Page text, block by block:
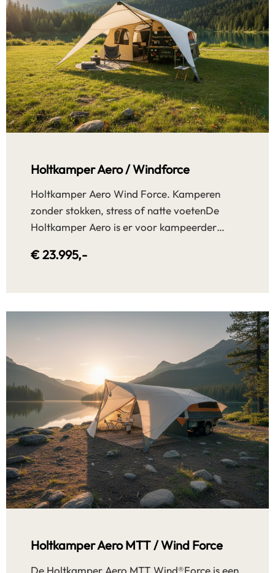
Holtkamper Aero / Windforce
Holtkamper Aero Wind Force. Kamperen
zonder stokken, stress of natte voetenDe
Holtkamper Aero is er voor kampeerder…
€ 23.995,-
Holtkamper Aero MTT / Wind Force
De Holtkamper Aero MTT Wind®Force is een